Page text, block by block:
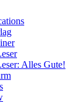
Alles Gute!